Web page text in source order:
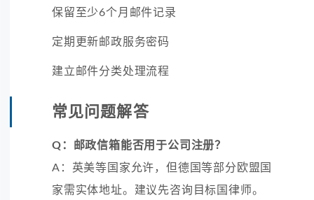
保留至少6个月邮件记录
定期更新邮政服务密码
建立邮件分类处理流程
常见问题解答
Q：邮政信箱能否用于公司注册？
A：英美等国家允许，但德国等部分欧盟国
家需实体地址。建议先咨询目标国律师。